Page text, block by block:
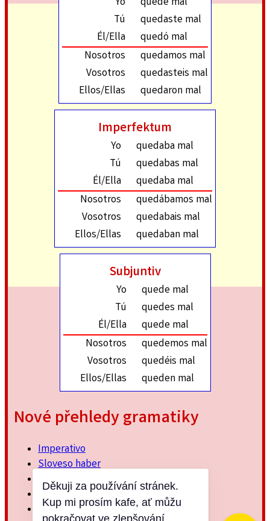
Tú
quedaste mal
Él/Ella
quedó mal
Nosotros
quedamos mal
Vosotros
quedasteis mal
Ellos/Ellas
quedaron mal
Imperfektum
Yo
quedaba mal
Tú
quedabas mal
Él/Ella
quedaba mal
Nosotros
quedábamos mal
Vosotros
quedabais mal
Ellos/Ellas
quedaban mal
Subjuntiv
Yo
quede mal
Tú
quedes mal
Él/Ella
quede mal
Nosotros
quedemos mal
Vosotros
quedéis mal
Ellos/Ellas
queden mal
Nové přehledy gramatiky
Imperativo
Sloveso haber
Imperfektum
Přítomný subjuntiv
Minulý jednoduchý
Děkuji za používání stránek.
Kup mi prosím kafe, ať můžu
pokračovat ve zlepšování